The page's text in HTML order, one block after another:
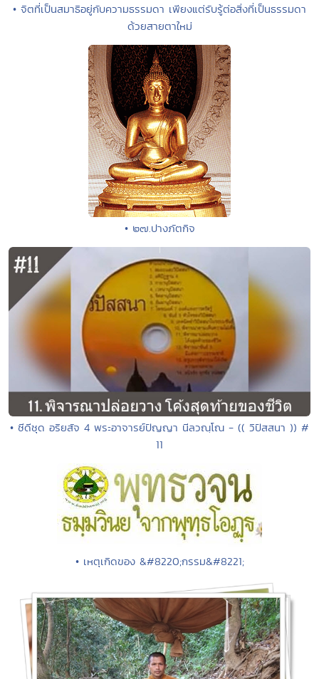
• จิตที่เป็นสมาธิอยู่กับความธรรมดา เพียงแต่รับรู้ต่อสิ่งที่เป็นธรรมดา
ด้วยสายตาใหม่
• ๒๗.ปางภัตกิจ
• ซีดีชุด อริยสัจ 4 พระอาจารย์ปัญญา นีลวณฺโณ - (( วิปัสสนา )) #
11
• เหตุเกิดของ &#8220;กรรม&#8221;